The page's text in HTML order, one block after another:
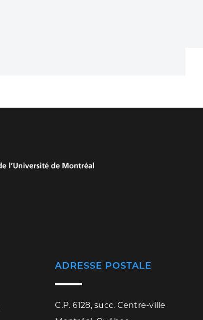
ADRESSE POSTALE
C.P. 6128, succ. Centre-ville